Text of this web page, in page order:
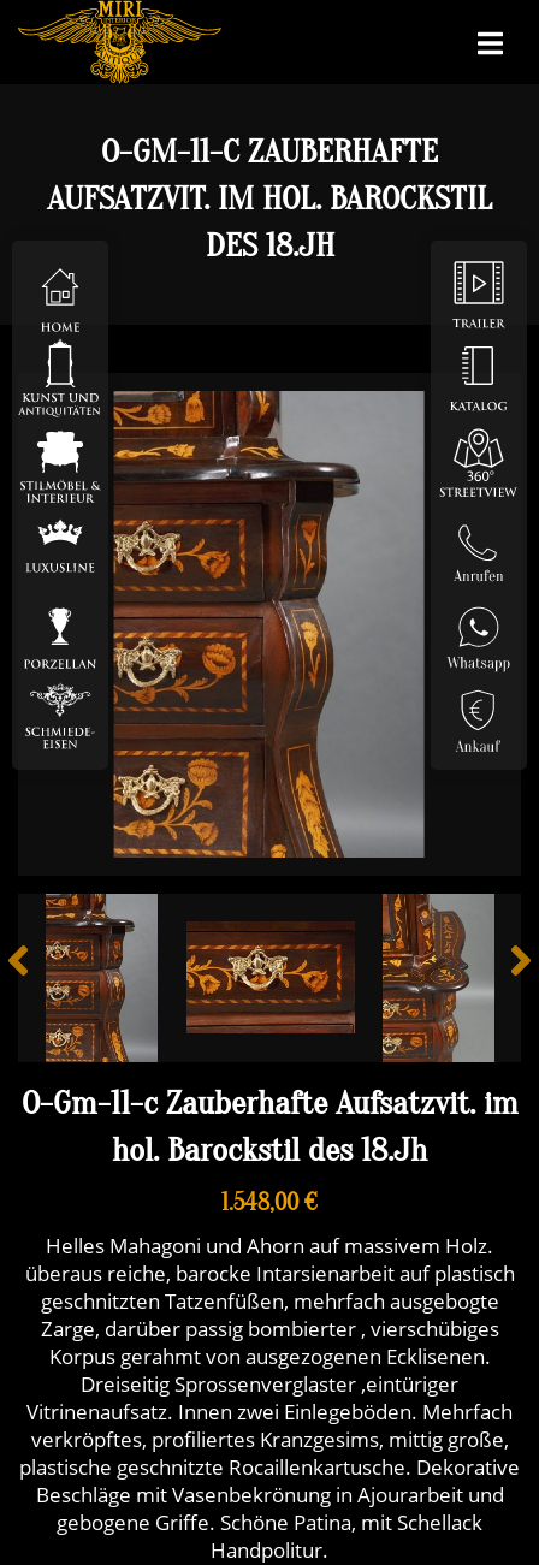
O-GM-11-C ZAUBERHAFTE
AUFSATZVIT. IM HOL. BAROCKSTIL
DES 18.JH
O-Gm-11-c Zauberhafte Aufsatzvit. im
hol. Barockstil des 18.Jh
1.548,00 €
Helles Mahagoni und Ahorn auf massivem Holz.
überaus reiche, barocke Intarsienarbeit auf plastisch
geschnitzten Tatzenfüßen, mehrfach ausgebogte
Zarge, darüber passig bombierter , vierschübiges
Korpus gerahmt von ausgezogenen Ecklisenen.
Dreiseitig Sprossenverglaster ,eintüriger
Vitrinenaufsatz. Innen zwei Einlegeböden. Mehrfach
verkröpftes, profiliertes Kranzgesims, mittig große,
plastische geschnitzte Rocaillenkartusche. Dekorative
Beschläge mit Vasenbekrönung in Ajourarbeit und
gebogene Griffe. Schöne Patina, mit Schellack
Handpolitur.